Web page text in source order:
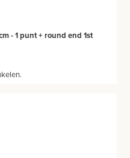
- 1 punt + round end 1st